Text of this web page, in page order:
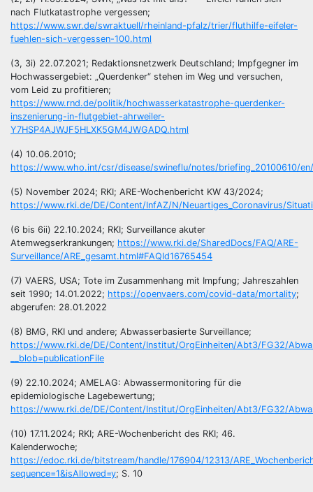
nach Flutkatastrophe vergessen;
https://www.swr.de/swraktuell/rheinland-pfalz/trier/fluthilfe-eifeler-
fuehlen-sich-vergessen-100.html
(3, 3i) 22.07.2021; Redaktionsnetzwerk Deutschland; Impfgegner im
Hochwassergebiet: „Querdenker“ stehen im Weg und versuchen,
vom Leid zu profitieren;
https://www.rnd.de/politik/hochwasserkatastrophe-querdenker-
inszenierung-in-flutgebiet-ahrweiler-
Y7HSP4AJWJF5HLXK5GM4JWGADQ.html
(4) 10.06.2010;
https://www.who.int/csr/disease/swineflu/notes/briefing_20100610/en/
(5) November 2024; RKI; ARE-Wochenbericht KW 43/2024;
https://www.rki.de/DE/Content/InfAZ/N/Neuartiges_Coronavirus/
(6 bis 6ii) 22.10.2024; RKI; Surveillance akuter
Atemwegserkrankungen; https://www.rki.de/SharedDocs/FAQ/ARE-
Surveillance/ARE_gesamt.html#FAQId16765454
(7) VAERS, USA; Tote im Zusammenhang mit Impfung; Jahreszahlen
seit 1990; 14.01.2022; https://openvaers.com/covid-data/mortality;
abgerufen: 28.01.2022
(8) BMG, RKI und andere; Abwasserbasierte Surveillance;
https://www.rki.de/DE/Content/Institut/OrgEinheiten/Abt3/FG32/
__blob=publicationFile
(9) 22.10.2024; AMELAG: Abwassermonitoring für die
epidemiologische Lagebewertung;
https://www.rki.de/DE/Content/Institut/OrgEinheiten/Abt3/FG32/
(10) 17.11.2024; RKI; ARE-Wochenbericht des RKI; 46.
Kalenderwoche;
https://edoc.rki.de/bitstream/handle/176904/12313/
sequence=1&isAllowed=y; S. 10